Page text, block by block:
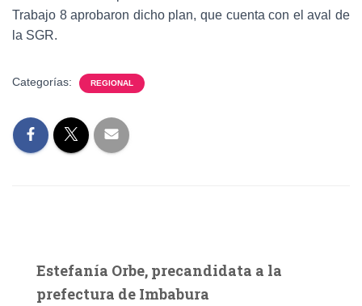
Trabajo 8 aprobaron dicho plan, que cuenta con el aval de
la SGR.
Categorías: REGIONAL
Estefanía Orbe, precandidata a la
prefectura de Imbabura